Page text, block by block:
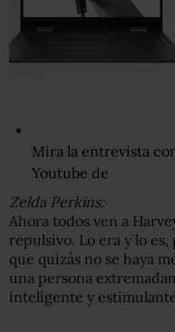
Mira la entrevista
Youtube de
Zelda Perkins:
Ahora todos ven a
repulsivo. Lo era y lo
que quizás no se haya
una persona
inteligente y